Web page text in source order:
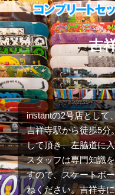
吉
instantの2号店として
吉祥寺駅から徒歩5分
して頂き、左脇道に
スタッフは専門知識
すので、スケートボ
ねください。吉祥寺